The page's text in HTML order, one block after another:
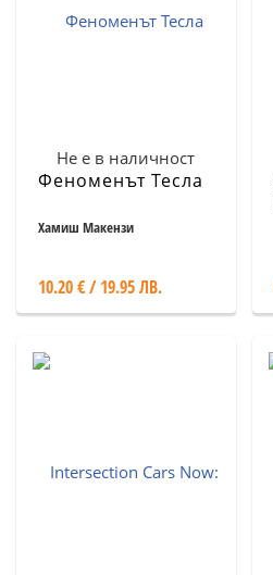
Не е в наличност
Феноменът Тесла
Хамиш Макензи
10.20 € / 19.95 ЛВ.